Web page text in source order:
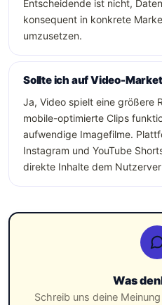
Entscheidende ist nicht,
konsequent in konkrete
umzusetzen.
Sollte ich auf Video-
Ja, Video spielt eine größere
mobile-optimierte Clips
aufwendige Imagefilme.
Instagram und YouTube
direkte Inhalte dem
Was
Schreib uns deine